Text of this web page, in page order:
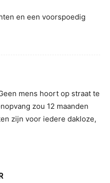
en een voorspoedig
mens hoort op straat te
zou 12 maanden
zijn voor iedere dakloze,